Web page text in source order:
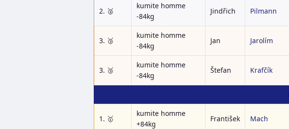
2. 🥈
kumite homme
-84kg
Jindřich Pilmann
3. 🥉
kumite homme
-84kg
Jan Jarolím
3. 🥉
kumite homme
-84kg
Štefan Krafčík
1. 🥇
kumite homme
+84kg
František Mach